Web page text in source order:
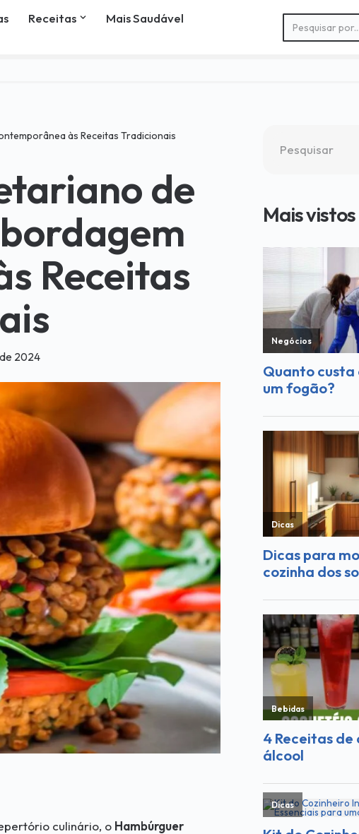
Receitas
Mais Saudável
às Receitas Tradicionais
de
Receitas
2024
culinário, o Hambúrguer
Mais vistos